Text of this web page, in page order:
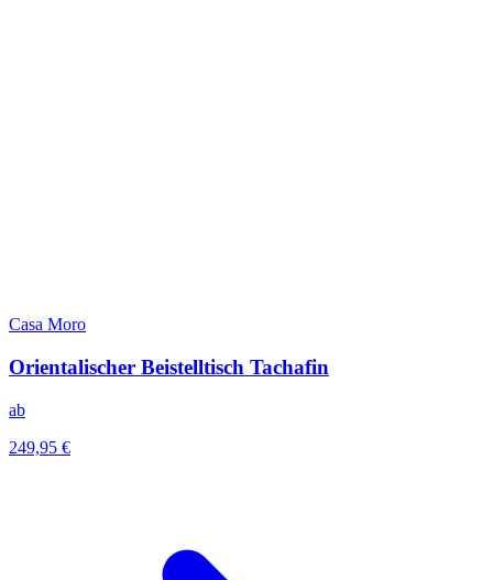
Casa Moro
Orientalischer Beistelltisch Tachafin
ab
249,95 €